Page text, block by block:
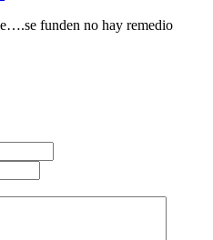
funden no hay remedio